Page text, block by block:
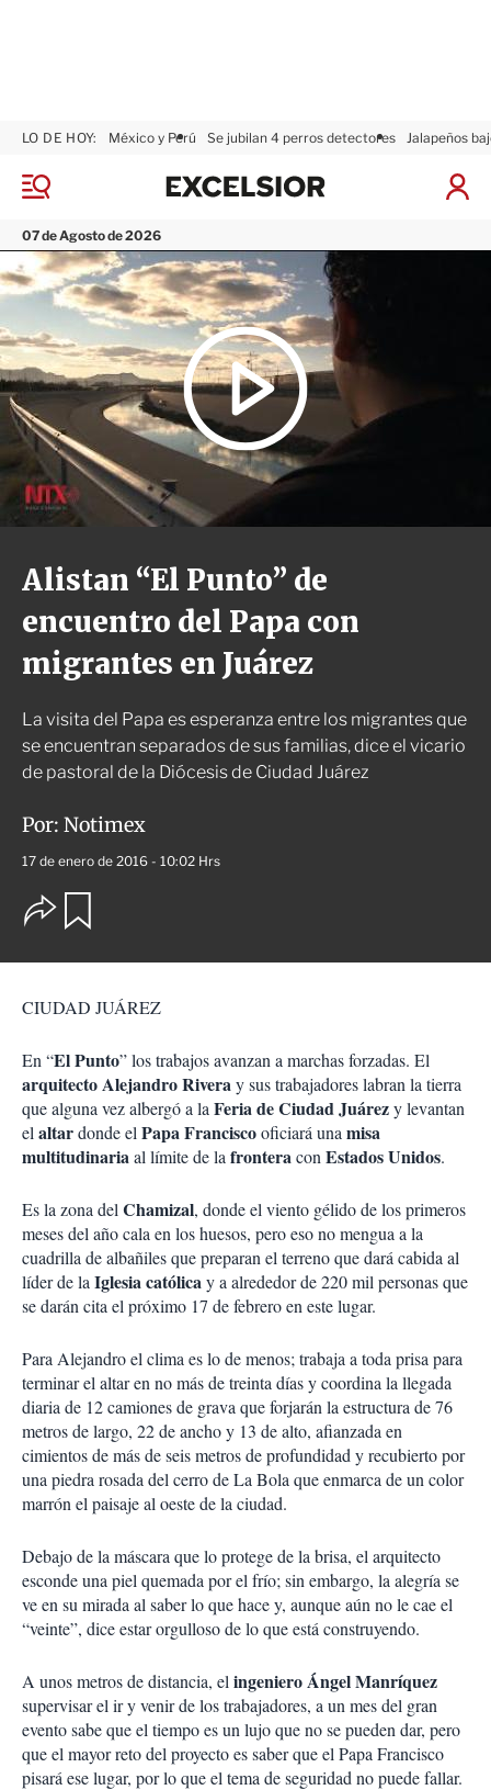
M
n
ú
07 de Agosto de 2026
LO DE HOY: México y Perú Se jubilan 4 perros detectores Jalapeños
I
x
l
s
i
o
r
Alistan “El Punto” de
encuentro del Papa con
migrantes en Juárez
La visita del Papa es esperanza entre los migrantes que
se encuentran separados de sus familias, dice el vicario
de pastoral de la Diócesis de Ciudad Juárez
Por: Notimex
17 de enero de 2016 - 10:02 Hrs
O
p
i
n
d
e
c
o
m
r
t
i
r
r
a
r
CIUDAD JUÁREZ
En “El Punto” los trabajos avanzan a marchas forzadas. El
arquitecto Alejandro Riveray sus trabajadores labran la tierra
que alguna vez albergó a la Feria de Ciudad Juárezy levantan
el altardonde el Papa Franciscooficiará una misa
multitudinariaal límite de la fronteracon Estados Unidos.
Es la zona del Chamizal, donde el viento gélido de los primeros
meses del año cala en los huesos, pero eso no mengua a la
cuadrilla de albañiles que preparan el terreno que dará cabida al
líder de la Iglesia católicay a alrededor de 220 mil personas que
se darán cita el próximo 17 de febrero en este lugar.
Para Alejandro el clima es lo de menos; trabaja a toda prisa para
terminar el altar en no más de treinta días y coordina la llegada
diaria de 12 camiones de grava que forjarán la estructura de 76
metros de largo, 22 de ancho y 13 de alto, afianzada en
cimientos de más de seis metros de profundidad y recubierto por
una piedra rosada del cerro de La Bola que enmarca de un color
marrón el paisaje al oeste de la ciudad.
Debajo de la máscara que lo protege de la brisa, el arquitecto
esconde una piel quemada por el frío; sin embargo, la alegría se
ve en su mirada al saber lo que hace y, aunque aún no le cae el
“veinte”, dice estar orgulloso de lo que está construyendo.
A unos metros de distancia, el ingeniero Ángel Manríquez
supervisar el ir y venir de los trabajadores, a un mes del gran
evento sabe que el tiempo es un lujo que no se pueden dar, pero
que el mayor reto del proyecto es saber que el Papa Francisco
pisará ese lugar, por lo que el tema de seguridad no puede fallar.